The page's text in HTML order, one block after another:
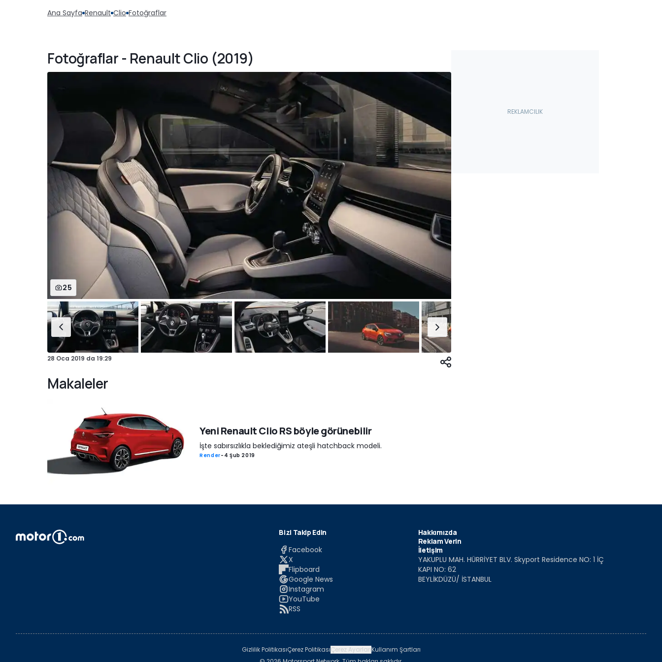
Ana Sayfa Renault Clio Fotoğraflar
Fotoğraflar - Renault Clio (2019)
25
28 Oca 2019 da 19:29
Makaleler
Yeni Renault Clio RS böyle görünebilir
İşte sabırsızlıkla beklediğimiz ateşli hatchback modeli.
Render- 4 Şub 2019
Bizi Takip Edin
Facebook
X
Flipboard
Google News
Instagram
YouTube
RSS
Hakkımızda
Reklam Verin
İletişim
YAKUPLU MAH. HÜRRİYET BLV. Skyport Residence NO: 1 İÇ
KAPI NO: 62
BEYLİKDÜZÜ/ İSTANBUL
Gizlilik PolitikasıÇerez PolitikasıÇerez AyarlarıKullanım Şartları